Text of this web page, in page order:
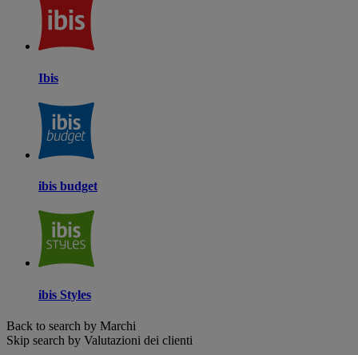
Ibis
ibis budget
ibis Styles
Back to search by Marchi
Skip search by Valutazioni dei clienti